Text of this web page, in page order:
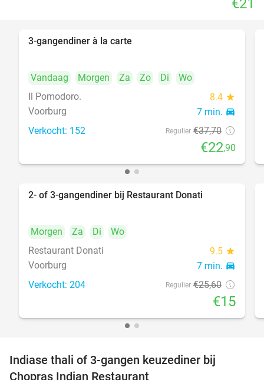
€21
3-gangendiner à la carte
Vandaag Morgen Za Zo Di
Wo
Il Pomodoro.
8.4 star
Voorburg 7 min. directions_car
Verkocht: 152 Regulier €37,70
€22,90
2- of 3-gangendiner bij Restaurant Donati
Morgen Za Di
Wo
Restaurant Donati
9.5 star
Voorburg 7 min. directions_car
Verkocht: 204 Regulier €25,60
€15
Indiase thali of 3-gangen keuzediner bij
Chopras Indian Restaurant